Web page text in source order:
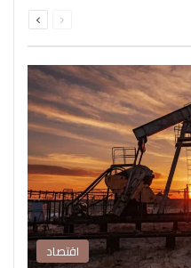
الصفحةالصفحة
اقتصاد